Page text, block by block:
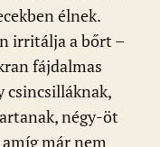
élnek.
irritálja a bőrt –
fájdalmas
csincsilláknak,
négy-öt
már nem